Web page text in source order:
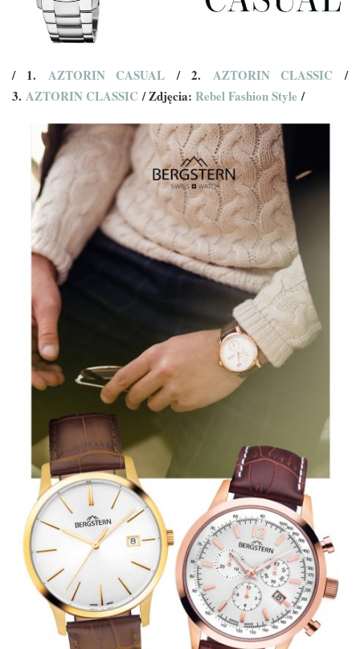
/ 1. AZTORIN CASUAL / 2. AZTORIN CLASSIC /
3. AZTORIN CLASSIC / Zdjęcia: Rebel Fashion Style /